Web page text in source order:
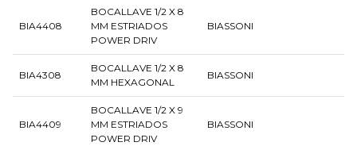
BIA4408
BOCALLAVE 1/2 X 8
MM ESTRIADOS
POWER DRIV
BIASSONI
BIA4308
BOCALLAVE 1/2 X 8
MM HEXAGONAL
BIASSONI
BIA4409
BOCALLAVE 1/2 X 9
MM ESTRIADOS
POWER DRIV
BIASSONI